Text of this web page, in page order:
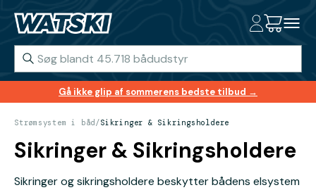
Gå ikke glip af sommerens bedste tilbud →
Strømsystem i båd /Sikringer & Sikringsholdere
Sikringer & Sikringsholdere
Sikringer og sikringsholdere beskytter bådens elsystem